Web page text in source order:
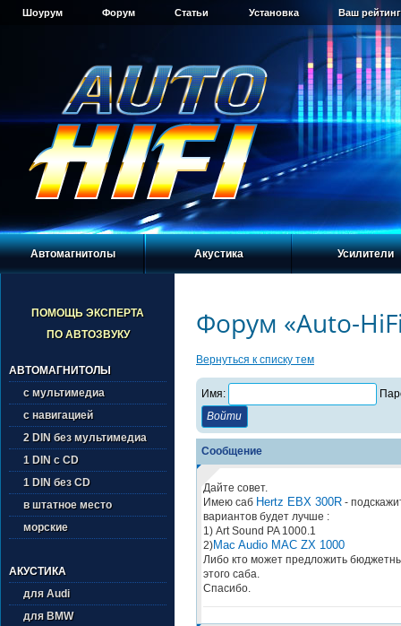
Шоурум Форум Статьи Установка Ваш
Автомагнитолы Акустика Усилители
ПОМОЩЬ ЭКСПЕРТА
ПО АВТОЗВУКУ
АВТОМАГНИТОЛЫ
с мультимедиа
с навигацией
2 DIN без мультимедиа
1 DIN с CD
1 DIN без CD
в штатное место
морские
АКУСТИКА
для Audi
для BMW
Форум «Auto-
Вернуться к списку тем
Имя:
Сообщение
Дайте совет.
Имею саб Hertz EBX 300R-
вариантов будет лучше :
1) Art Sound PA 1000.1
2)Mac Audio MAC ZX 1000
Либо кто может предложить
этого саба.
Спасибо.